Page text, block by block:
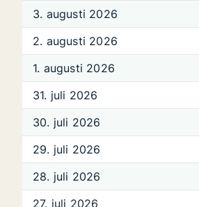
3. augusti 2026
2. augusti 2026
1. augusti 2026
31. juli 2026
30. juli 2026
29. juli 2026
28. juli 2026
27. juli 2026